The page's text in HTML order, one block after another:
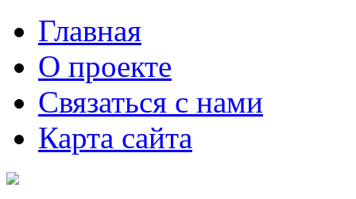
Главная
О проекте
Связаться с нами
Карта сайта